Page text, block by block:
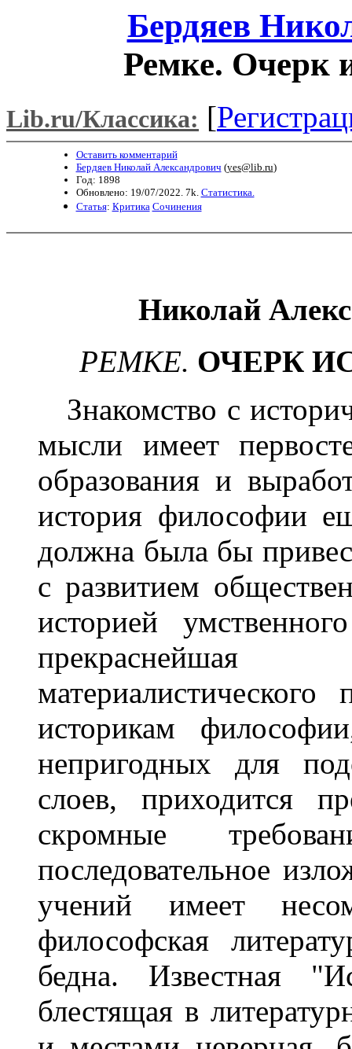
Бердяев
Ремке. Очерк
Lib.ru/Классика: [
Оставить комментарий
Бердяев Николай Александрович (yes@lib.ru)
Год: 1898
Обновлено: 19/07/2022. 7k. Статистика.
Статья: Критика Сочинения
Николай
РЕМКЕ. ОЧЕРК
Знакомство с
мысли имеет
образования и
история философии
должна была бы
с развитием
историей
историкам
непригодных для
слоев, приходится
скромные
последовательное
учений имеет
философская
бедна. Известная
блестящая в